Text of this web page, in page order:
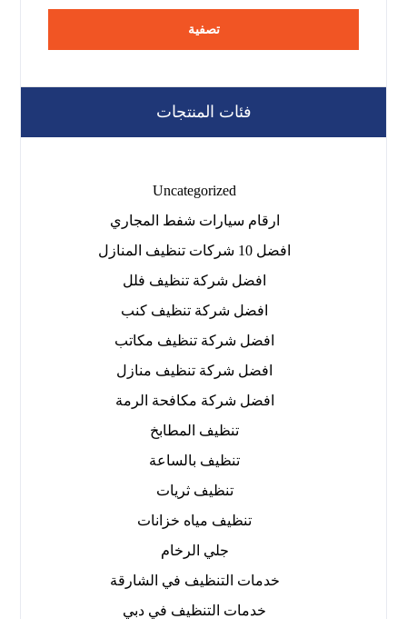
تصفية
فئات المنتجات
Uncategorized
ارقام سيارات شفط المجاري
افضل 10 شركات تنظيف المنازل
افضل شركة تنظيف فلل
افضل شركة تنظيف كنب
افضل شركة تنظيف مكاتب
افضل شركة تنظيف منازل
افضل شركة مكافحة الرمة
تنظيف المطابخ
تنظيف بالساعة
تنظيف ثريات
تنظيف مياه خزانات
جلي الرخام
خدمات التنظيف في الشارقة
خدمات التنظيف في دبي